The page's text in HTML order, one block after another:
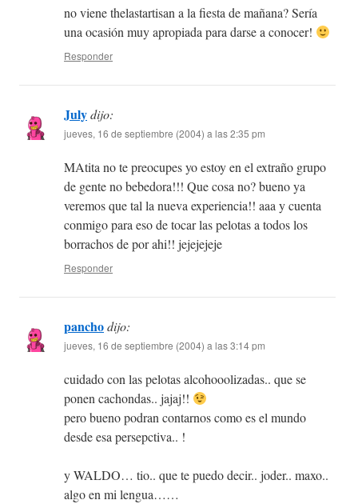
no viene thelastartisan a la fiesta de mañana? Sería
una ocasión muy apropiada para darse a conocer!
Responder
Julydijo:
jueves, 16 de septiembre (2004) a las 2:35 pm
MAtita no te preocupes yo estoy en el extraño grupo
de gente no bebedora!!! Que cosa no? bueno ya
veremos que tal la nueva experiencia!! aaa y cuenta
conmigo para eso de tocar las pelotas a todos los
borrachos de por ahi!! jejejejeje
Responder
panchodijo:
jueves, 16 de septiembre (2004) a las 3:14 pm
cuidado con las pelotas alcohooolizadas.. que se
ponen cachondas.. jajaj!!
pero bueno podran contarnos como es el mundo
desde esa persepctiva.. !
y WALDO… tio.. que te puedo decir.. joder.. maxo..
algo en mi lengua……